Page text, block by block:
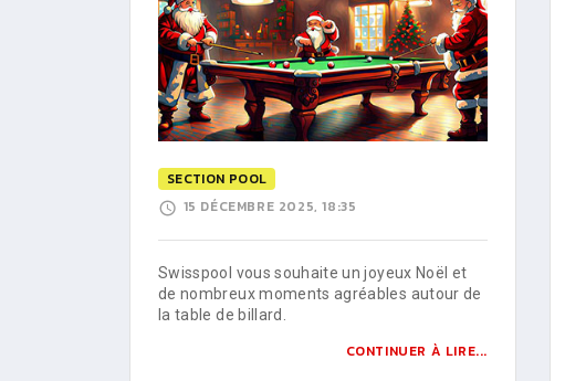
SECTION POOL
15 DÉCEMBRE 2025, 18:35
Swisspool vous souhaite un joyeux Noël et
de nombreux moments agréables autour de
la table de billard.
CONTINUER À LIRE...